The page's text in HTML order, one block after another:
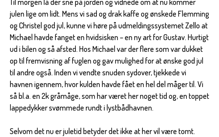
Til morgen lå der sne på jorden og vidnede om at nu kommer
julen lige om lidt. Mens vi sad og drak kaffe og ønskede Flemming
og Christel god jul, kunne vi høre på udmeldingssystemet Zello at
Michael havde fanget en hvidsisken – en ny art for Gustav. Hurtigt
ud i bilen og så afsted. Hos Michael var der flere som var dukket
op til fremvisning af fuglen og gav mulighed for at ønske god jul
til andre også. Inden vi vendte snuden sydover, tjekkede vi
havnen igennem, hvor kulden havde fået en hel del måger til. Vi
så bl.a. en 2k gråmåge, som har været her noget tid og, en toppet
lappedykker svømmede rundt i lystbådhavnen.
Selvom det nu er juletid betyder det ikke at her vil være tomt.